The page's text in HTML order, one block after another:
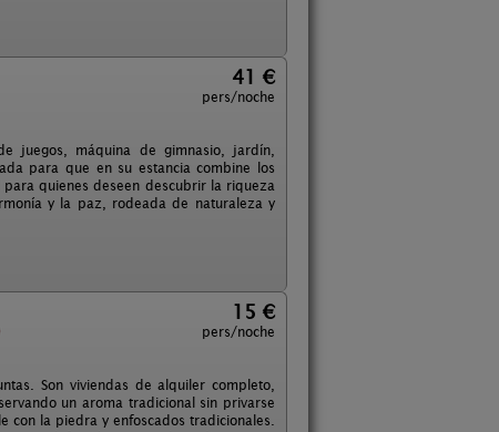
41 €
pers/noche
juegos, máquina de gimnasio, jardín,
para que en su estancia combine los
quienes deseen descubrir la riqueza
y la paz, rodeada de naturaleza y
15 €
pers/noche
Son viviendas de alquiler completo,
un aroma tradicional sin privarse
la piedra y enfoscados tradicionales.